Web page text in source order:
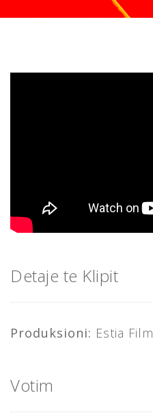
Detaje te Klipit
Produksioni: Estia Film
Votim